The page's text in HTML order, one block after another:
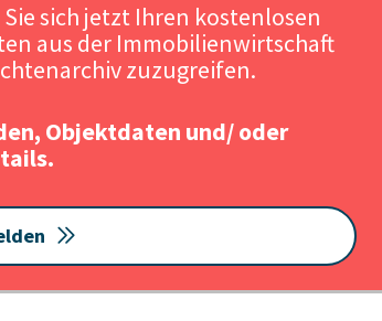
Quelle: JLL, April
sich jetzt Ihren kostenlosen
aus der Immobilienwirtschaft
zuzugreifen.
Objektdaten und/ oder